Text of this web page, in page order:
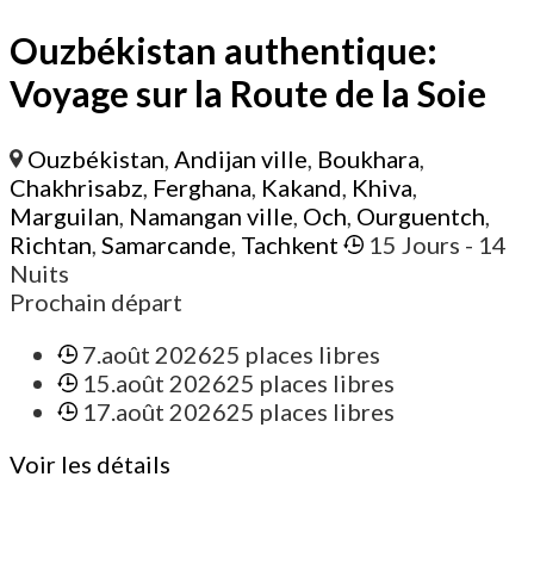
Ouzbékistan authentique:
Voyage sur la Route de la Soie
Ouzbékistan Andijan ville Boukhara
Chakhrisabz Ferghana Kakand Khiva
Marguilan Namangan ville Och Ourguentch
Richtan Samarcande Tachkent 15 Jours - 14
Nuits
Prochain départ
7.août 202625 places libres
15.août 202625 places libres
17.août 202625 places libres
Voir les détails